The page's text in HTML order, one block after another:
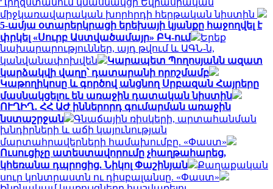
միջկառավարական խորհրդի հերթական նիստին
5-ամյա օտարերկրացի երեխայի կյանքը հաջողվել է
փրկել «Սուրբ Աստվածամայր» ԲԿ-ում
Երեք
նախարարություններ, այդ թվում և ԱԳՆ-ն,
կանվանափոխվեն
Կարապետ Պողոսյանն ազատ
կարձակվի վաղը՝ դատարանի որոշմամբ
Կաթողիկոսը և գործով անցնող Սրբազան Հայրերը
մասնակցելու են առաջին դատական նիստին
ՈՒՂԻՂ․ ՀՀ ԱԺ իններորդ գումարման առաջին
նստաշրջան
Գնաճային ռիսկերի, արտահանման
խնդիրների և աճի կայունության
մարտահրավերների համախումբը. «Փաստ»
Ուսուցիչը ատեստավորումը չհաղթահարեց,
կհեռանա դպրոցից. Նիկոլ Փաշինյան
Քաղաքական
սուր կոնտրաստն ու դիսբալանսը. «Փաստ»